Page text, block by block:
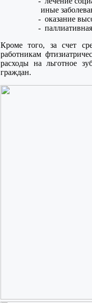
иные
оказание
Кроме того, за счет
работникам
расходы на льготное
граждан.